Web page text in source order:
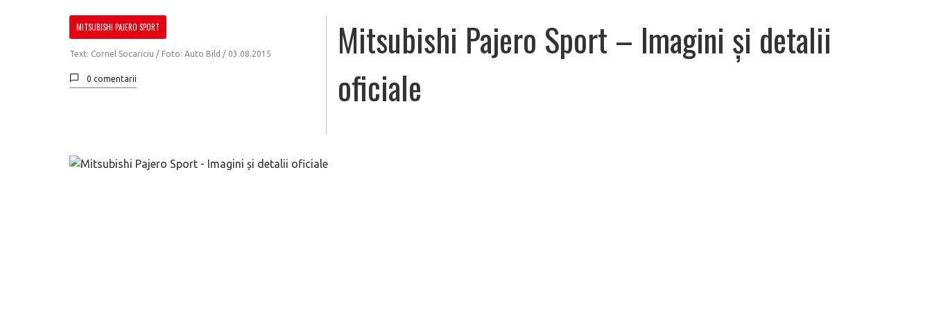
MITSUBISHI PAJERO SPORT
Text: Cornel Socariciu / Foto: Auto Bild / 03.08.2015
0 comentarii
Mitsubishi Pajero Sport – Imagini și detalii
oficiale